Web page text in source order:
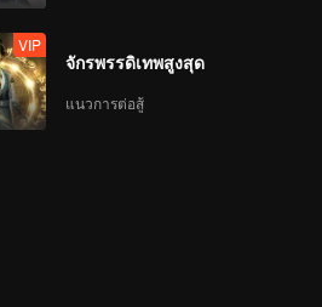
早餐中国4正片_28.mp4
VIP
จักรพรรดิเทพสูงสุด
แนวการต่อสู้